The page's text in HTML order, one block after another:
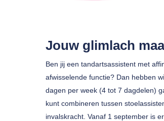
Jouw glimlach
Ben jij een tandartsassistent met
afwisselende functie? Dan hebben
dagen per week (4 tot 7 dagdelen)
kunt combineren tussen
invalskracht. Vanaf 1 september is